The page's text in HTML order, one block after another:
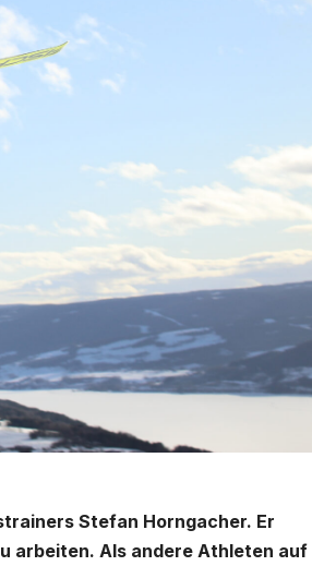
Stefan Horngacher. Er
arbeiten. Als andere Athleten auf